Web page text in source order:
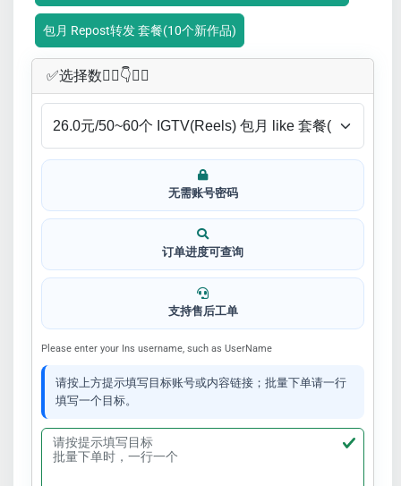
包月 Repost转发 套餐(10个新作品)
✅​选择数👇🏻​​👇👇🏻​​
无需账号密码
订单进度可查询
支持售后工单
Please enter your Ins username, such as UserName
请按上方提示填写目标账号或内容链接；批量下单请一行
填写一个目标。